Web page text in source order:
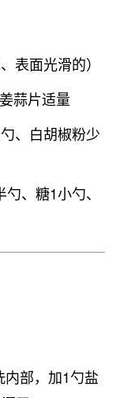
表面光滑的）
蒜片适量
、白胡椒粉少
、糖1小勺、
部，加1勺盐